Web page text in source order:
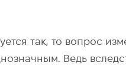
так, то вопрос
Ведь